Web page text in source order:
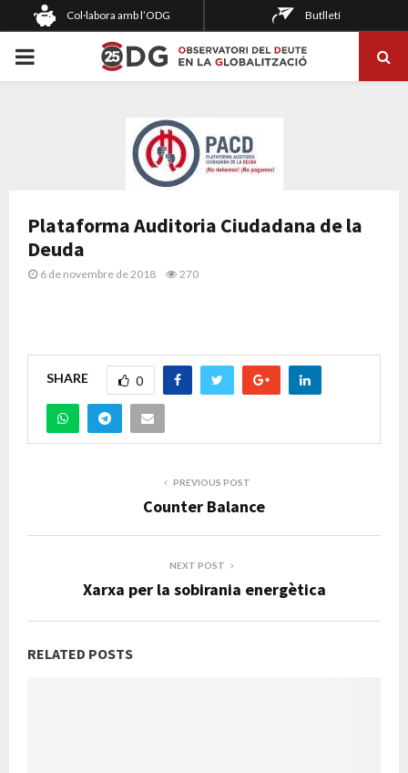
Col·labora amb l’ODG Butlletí
PRIMARY
Plataforma Auditoria Ciudadana de la
Deuda
6 de novembre de 2018 270
SHARE 0
PREVIOUS POST
Counter Balance
NEXT POST
Xarxa per la sobirania energètica
RELATED POSTS